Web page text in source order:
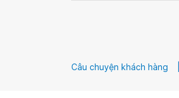
Câu chuyện khách hàng